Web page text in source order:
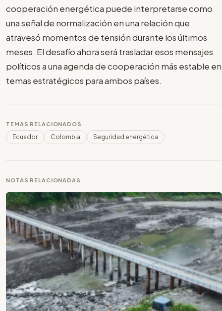
cooperación energética puede interpretarse como
una señal de normalización en una relación que
atravesó momentos de tensión durante los últimos
meses. El desafío ahora será trasladar esos mensajes
políticos a una agenda de cooperación más estable en
temas estratégicos para ambos países.
TEMAS RELACIONADOS
Ecuador Colombia Seguridad energética
NOTAS RELACIONADAS